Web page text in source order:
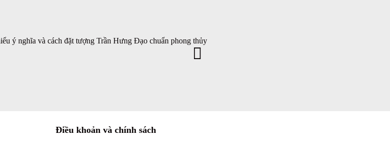
ý nghĩa và cách đặt tượng Trần Hưng Đạo chuẩn phong thủy
Điều khoản và chính sách